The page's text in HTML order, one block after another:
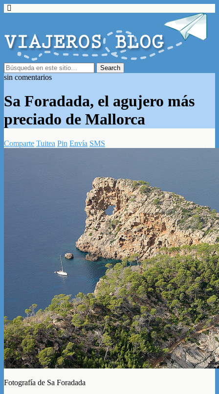
sin comentarios
Sa Foradada, el agujero más
preciado de Mallorca
Comparte Tuitea Pin Envía SMS
Fotografía de Sa Foradada